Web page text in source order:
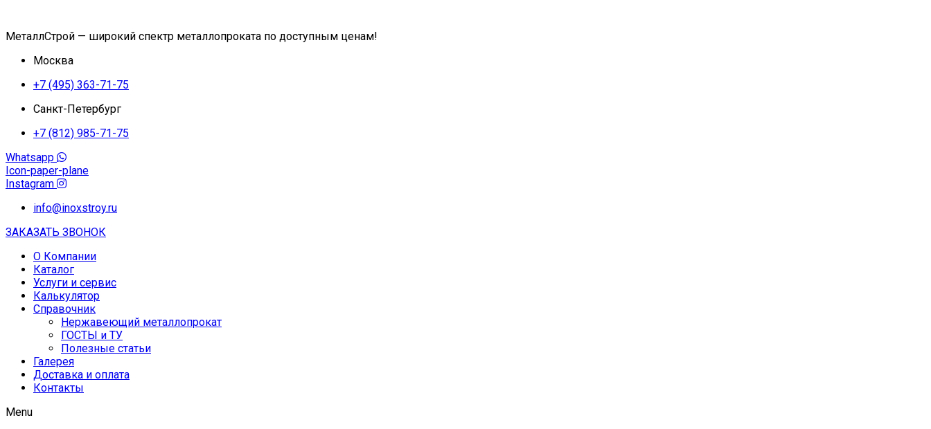
МеталлСтрой — широкий спектр металлопроката по доступным ценам!
Москва
+7 (495) 363-71-75
Санкт-Петербург
+7 (812) 985-71-75
Whatsapp
Icon-paper-plane
Instagram
info@inoxstroy.ru
ЗАКАЗАТЬ ЗВОНОК
О Компании
Каталог
Услуги и сервис
Калькулятор
Справочник
Нержавеющий металлопрокат
ГОСТЫ и ТУ
Полезные статьи
Галерея
Доставка и оплата
Контакты
Menu